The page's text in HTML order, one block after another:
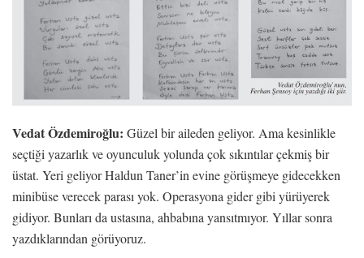
Vedat Özdemiroğlu: Güzel bir aileden geliyor. Ama kesinlikle
seçtiği yazarlık ve oyunculuk yolunda çok sıkıntılar çekmiş bir
üstat. Yeri geliyor Haldun Taner’in evine görüşmeye gidecekken
minibüse verecek parası yok. Operasyona gider gibi yürüyerek
gidiyor. Bunları da ustasına, ahbabına yansıtmıyor. Yıllar sonra
yazdıklarından görüyoruz.